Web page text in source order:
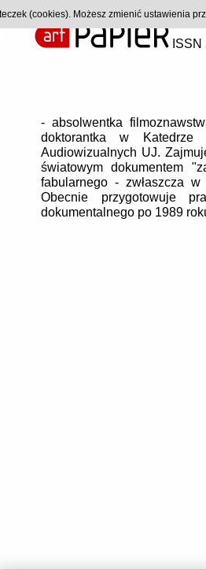
- absolwentka
doktorantka w
Audiowizualnych UJ.
światowym dokumentem
fabularnego - zwłaszcza
Obecnie przygotowuje
dokumentalnego po 1989
(cookies). Możesz zmienić ustawienia